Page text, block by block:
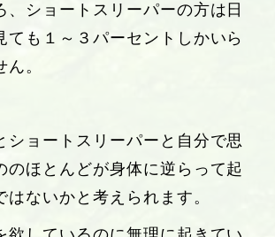
、ショートスリーパーの方は日
ても１～３パーセントしかいら
。
ショートスリーパーと自分で思
のほとんどが身体に逆らって起
はないかと考えられます。